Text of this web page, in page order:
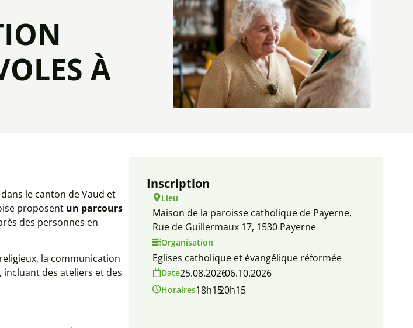
À
le canton de Vaud et
proposent un parcours
des personnes en
la communication
des ateliers et des
Inscription
Lieu
Maison de la paroisse catholique de Payerne,
Rue de Guillermaux 17, 1530 Payerne
Organisation
Eglises catholique et évangélique réformée
Date25.08.2026- 06.10.2026
Horaires18h15- 20h15